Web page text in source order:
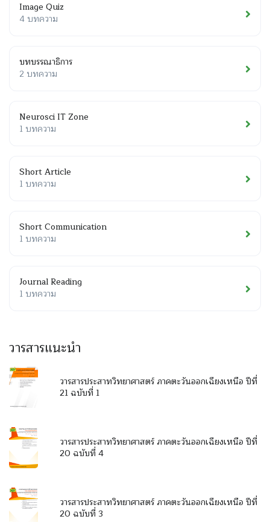
Image Quiz
4 บทความ
บทบรรณาธิการ
2 บทความ
Neurosci IT Zone
1 บทความ
Short Article
1 บทความ
Short Communication
1 บทความ
Journal Reading
1 บทความ
วารสารแนะนำ
วารสารประสาทวิทยาศาสตร์ ภาคตะวันออกเฉียงเหนือ ปีที่
21 ฉบับที่ 1
วารสารประสาทวิทยาศาสตร์ ภาคตะวันออกเฉียงเหนือ ปีที่
20 ฉบับที่ 4
วารสารประสาทวิทยาศาสตร์ ภาคตะวันออกเฉียงเหนือ ปีที่
20 ฉบับที่ 3